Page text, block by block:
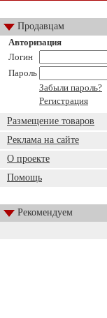
Продавцам
Авторизация
Логин
Пароль
Забыли пароль?
Регистрация
Размещение товаров
Реклама на сайте
О проекте
Помощь
Рекомендуем